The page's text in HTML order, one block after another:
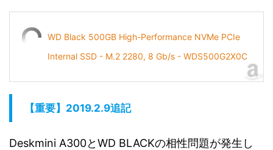
WD Black 500GB High-Performance NVMe PCIe
Internal SSD - M.2 2280, 8 Gb/s - WDS500G2X0C
【重要】2019.2.9追記
Deskmini A300とWD BLACKの相性問題が発生し